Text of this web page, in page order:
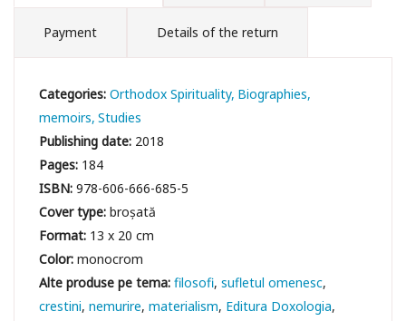
Payment Details of the return
Categories:Orthodox Spirituality Biographies,
memoirs Studies
Publishing date: 2018
Pages: 184
ISBN:978-606-666-685-5
Cover type:broșată
Format: 13 x 20 cm
Color:monocrom
filosofi sufletul omenesc
crestini nemurire materialism Editura Doxologia